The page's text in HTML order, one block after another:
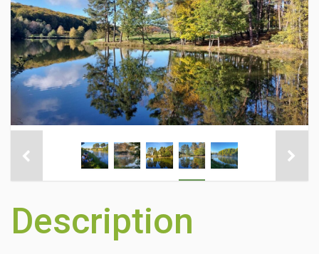
Description